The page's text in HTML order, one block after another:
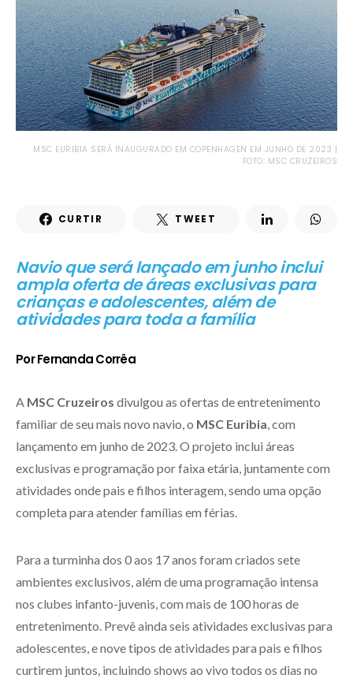
MSC EURIBIA SERÁ INAUGURADO EM COPENHAGEN EM JUNHO DE 2023 |
FOTO: MSC CRUZEIROS
CURTIR TWEET
Navio que será lançado em junho inclui
ampla oferta de áreas exclusivas para
crianças e adolescentes, além de
atividades para toda a família
Por Fernanda Corrêa
A MSC Cruzeiros divulgou as ofertas de entretenimento
familiar de seu mais novo navio, o MSC Euribia , com
lançamento em junho de 2023. O projeto inclui áreas
exclusivas e programação por faixa etária, juntamente com
atividades onde pais e filhos interagem, sendo uma opção
completa para atender famílias em férias.
Para a turminha dos 0 aos 17 anos foram criados sete
ambientes exclusivos, além de uma programação intensa
nos clubes infanto-juvenis, com mais de 100 horas de
entretenimento. Prevê ainda seis atividades exclusivas para
adolescentes, e nove tipos de atividades para pais e filhos
curtirem juntos, incluindo shows ao vivo todos os dias no